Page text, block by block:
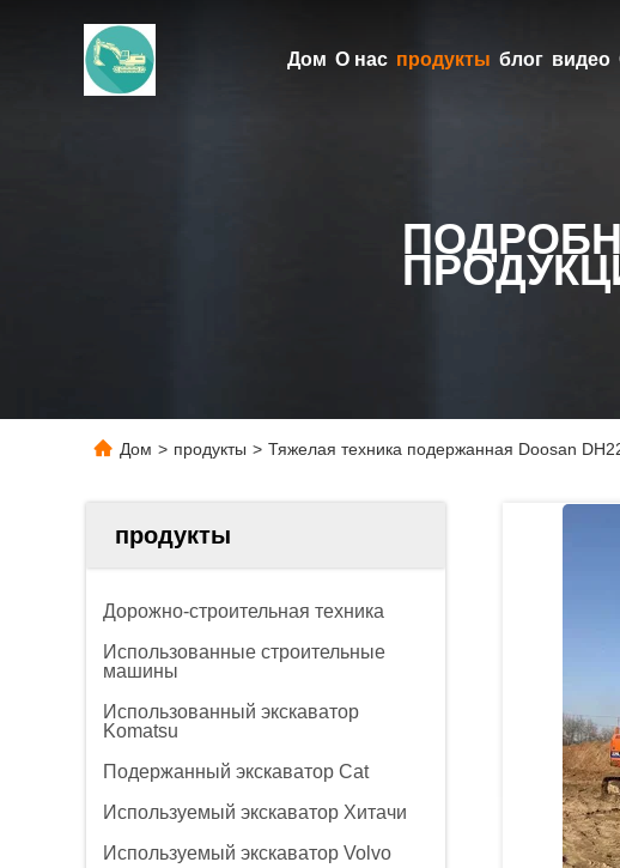
Дом О нас продукты блог видео
Дом > продукты > Тяжелая техника подержанная Doosan
продукты
Дорожно-строительная техника
Использованные строительные
машины
Использованный экскаватор
Komatsu
Подержанный экскаватор Cat
Используемый экскаватор Хитачи
Используемый экскаватор Volvo